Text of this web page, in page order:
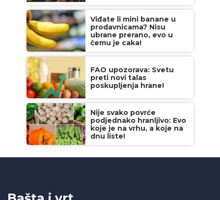
Viđate li mini banane u
prodavnicama? Nisu
ubrane prerano, evo u
čemu je caka!
FAO upozorava: Svetu
preti novi talas
poskupljenja hrane!
Nije svako povrće
podjednako hranljivo: Evo
koje je na vrhu, a koje na
dnu liste!